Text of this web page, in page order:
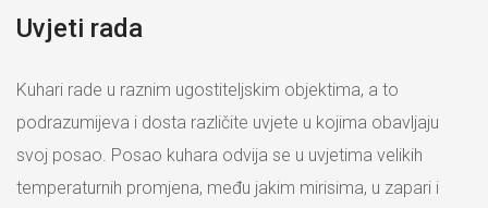
Uvjeti rada
Kuhari rade u raznim ugostiteljskim objektima, a to
podrazumijeva i dosta različite uvjete u kojima obavljaju
svoj posao. Posao kuhara odvija se u uvjetima velikih
temperaturnih promjena, među jakim mirisima, u zapari i